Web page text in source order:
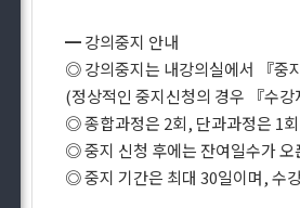
━ 강의중지 안내
◎ 강의중지는 내강의실에서 『중
(정상적인 중지신청의 경우 『수
◎ 종합과정은 2회, 단과과정은 1
◎ 중지 신청 후에는 잔여일수가
◎ 중지 기간은 최대 30일이며, 수